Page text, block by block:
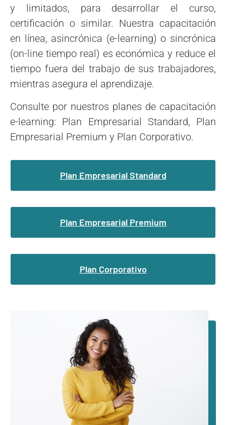
y limitados, para desarrollar el curso,
certificación o similar. Nuestra capacitación
en línea, asincrónica (e-learning) o sincrónica
(on-line tiempo real) es económica y reduce el
tiempo fuera del trabajo de sus trabajadores,
mientras asegura el aprendizaje.
Consulte por nuestros planes de capacitación
e-learning: Plan Empresarial Standard, Plan
Empresarial Premium y Plan Corporativo.
Plan Empresarial Standard
Plan Empresarial Premium
Plan Corporativo